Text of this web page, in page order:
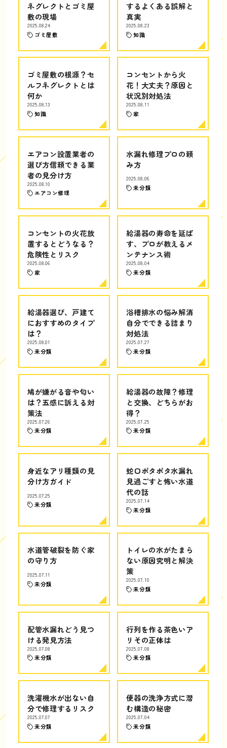
ネグレクトとゴミ屋
敷の現場
2025.08.24
ゴミ屋敷
するよくある誤解と
真実
2025.08.23
知識
ゴミ屋敷の根源？セ
ルフネグレクトとは
何か
2025.08.13
知識
コンセントから火
花！大丈夫？原因と
状況別対処法
2025.08.11
家
エアコン設置業者の
選び方信頼できる業
者の見分け方
2025.08.10
エアコン修理
水漏れ修理プロの頼
み方
2025.08.06
未分類
コンセントの火花放
置するとどうなる？
危険性とリスク
2025.08.06
家
給湯器の寿命を延ば
す、プロが教えるメ
ンテナンス術
2025.08.04
未分類
給湯器選び、戸建て
におすすめのタイプ
は？
2025.08.01
未分類
浴槽排水の悩み解消
自分でできる詰まり
対処法
2025.07.27
未分類
鳩が嫌がる音や匂い
は？五感に訴える対
策法
2025.07.26
未分類
給湯器の故障？修理
と交換、どちらがお
得？
2025.07.25
未分類
身近なアリ種類の見
分け方ガイド
2025.07.25
未分類
蛇口ポタポタ水漏れ
見過ごすと怖い水道
代の話
2025.07.14
未分類
水道管破裂を防ぐ家
の守り方
2025.07.11
未分類
トイレの水がたまら
ない原因究明と解決
策
2025.07.10
未分類
配管水漏れどう見つ
ける発見方法
2025.07.08
未分類
行列を作る茶色いア
リその正体は
2025.07.08
未分類
洗濯機水が出ない自
分で修理するリスク
2025.07.07
未分類
便器の洗浄方式に潜
む構造の秘密
2025.07.04
未分類